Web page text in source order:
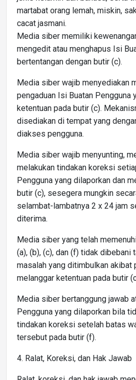
martabat orang lemah, miskin,
cacat jasmani.
Media siber memiliki
mengedit atau menghapus Isi
bertentangan dengan butir (c).
Media siber wajib menyediakan
pengaduan Isi Buatan Pengguna
ketentuan pada butir (c).
disediakan di tempat yang
diakses pengguna.
Media siber wajib menyunting,
melakukan tindakan koreksi
Pengguna yang dilaporkan dan
butir (c), sesegera mungkin
selambat-lambatnya 2 x 24 jam
diterima.
Media siber yang telah
(a), (b), (c), dan (f) tidak dibebani
masalah yang ditimbulkan akibat
melanggar ketentuan pada butir
Media siber bertanggung jawab
Pengguna yang dilaporkan bila
tindakan koreksi setelah batas
tersebut pada butir (f).
4. Ralat, Koreksi, dan Hak Jawab